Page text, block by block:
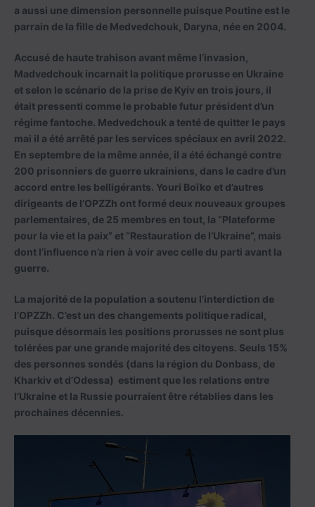
a aussi une dimension personnelle puisque Poutine est le
parrain de la fille de Medvedchouk, Daryna, née en 2004.
Accusé de haute trahison avant même l’invasion,
Madvedchouk incarnait la politique prorusse en Ukraine
et selon le scénario de la prise de Kyiv en trois jours, il
était pressenti comme le probable futur président d’un
régime fantoche. Medvedchouk a tenté de quitter le pays
mai il a été arrêté par les services spéciaux en avril 2022.
En septembre de la même année, il a été échangé contre
200 prisonniers de guerre ukrainiens, dans le cadre d’un
accord entre les belligérants. Youri Boïko et d’autres
dirigeants de l’OPZZh ont formé deux nouveaux groupes
parlementaires, de 25 membres en tout, la “Plateforme
pour la vie et la paix” et “Restauration de l’Ukraine”, mais
dont l’influence n’a rien à voir avec celle du parti avant la
guerre.
La majorité de la population a soutenu l’interdiction de
l’OPZZh. C’est un des changements politique radical,
puisque désormais les positions prorusses ne sont plus
tolérées par une grande majorité des citoyens. Seuls 15%
des personnes sondés (dans la région du Donbass, de
Kharkiv et d’Odessa) estiment que les relations entre
l’Ukraine et la Russie pourraient être rétablies dans les
prochaines décennies.